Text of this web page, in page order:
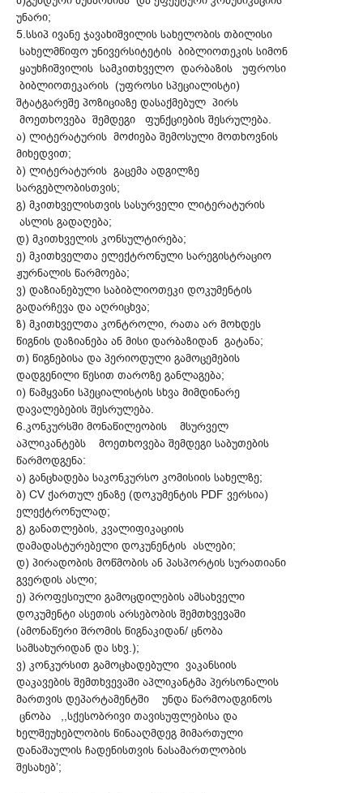
უნარი;
5.სსიპ ივანე ჯავახიშვილის სახელობის თბილისი
სახელმწიფო უნივერსიტეტის ბიბლიოთეკის სიმონ
ყაუხჩიშვილის სამკითხველო დარბაზის უფროსი
ბიბლიოთეკარის (უფროსი სპეციალისტი)
შტატგარეშე პოზიციაზე დასაქმებულ პირს
მოეთხოვება შემდეგი ფუნქციების შესრულება.
ა) ლიტერატურის მოძიება შემოსული მოთხოვნის
მიხედვით;
ბ) ლიტერატურის გაცემა ადგილზე
სარგებლობისთვის;
გ) მკითხველისთვის სასურველი ლიტერატურის
ასლის გადაღება;
დ) მკითხველის კონსულტირება;
ე) მკითხველთა ელექტრონული სარეგისტრაციო
ჟურნალის წარმოება;
ვ) დაზიანებული საბიბლიოთეკი დოკუმენტის
გადარჩევა და აღრიცხვა;
ზ) მკითხველთა კონტროლი, რათა არ მოხდეს
წიგნის დაზიანება ან მისი დარბაზიდან გატანა;
თ) წიგნებისა და პერიოდული გამოცემების
დადგენილი წესით თაროზე განლაგება;
ი) წამყვანი სპეციალისტის სხვა მიმდინარე
დავალებების შესრულება.
6.კონკურსში მონაწილეობის მსურველ
აპლიკანტებს მოეთხოვება შემდეგი საბუთების
წარმოდგენა:
ა) განცხადება საკონკურსო კომისიის სახელზე;
ბ) CV ქართულ ენაზე (დოკუმენტის PDF ვერსია)
ელექტრონულად;
გ) განათლების, კვალიფიკაციის
დამადასტურებელი დოკუნენტის ასლები;
დ) პირადობის მოწმობის ან პასპორტის სურათიანი
გვერდის ასლი;
ე) პროფესიული გამოცდილების ამსახველი
დოკუმენტი ასეთის არსებობის შემთხვევაში
(ამონაწერი შრომის წიგნაკიდან/ ცნობა
სამსახურიდან და სხვ.);
ვ) კონკურსით გამოცხადებული ვაკანსიის
დაკავების შემთხვევაში აპლიკანტმა პერსონალის
მართვის დეპარტამენტში უნდა წარმოადგინოს
ცნობა ,,სქესობრივი თავისუფლებისა და
ხელშეუხებლობის წინააღმდეგ მიმართული
დანაშაულის ჩადენისთვის ნასამართლობის
შესახებ’;